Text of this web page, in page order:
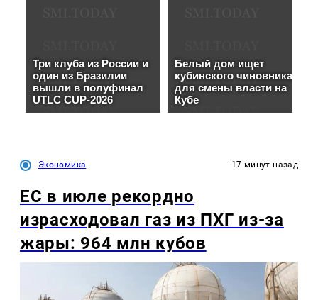
Экономика 17 минут назад
ЕС в июле рекордно
израсходовал газ из ПХГ из-за
жары: 964 млн кубов